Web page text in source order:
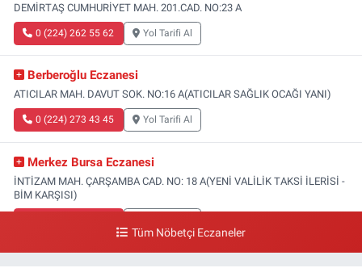
DEMİRTAŞ CUMHURİYET MAH. 201.CAD. NO:23 A
0 (224) 262 55 62 Yol Tarifi Al
Berberoğlu Eczanesi
ATICILAR MAH. DAVUT SOK. NO:16 A(ATICILAR SAĞLIK OCAĞI YANI)
0 (224) 273 43 45 Yol Tarifi Al
Merkez Bursa Eczanesi
İNTİZAM MAH. ÇARŞAMBA CAD. NO: 18 A(YENİ VALİLİK TAKSİ İLERİSİ -
BİM KARŞISI)
Tüm Nöbetçi Eczaneler